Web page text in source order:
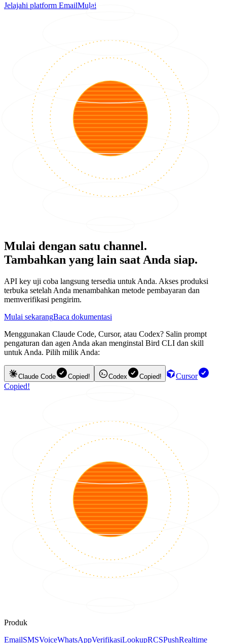
Jelajahi platform EmailMulai
Mulai dengan satu channel.
Tambahkan yang lain saat Anda siap.
API key uji coba langsung tersedia untuk Anda. Akses produksi
terbuka setelah Anda menambahkan metode pembayaran dan
memverifikasi pengirim.
Mulai sekarangBaca dokumentasi
Menggunakan Claude Code, Cursor, atau Codex? Salin prompt
pengaturan dan agen Anda akan menginstal Bird CLI dan skill
untuk Anda. Pilih milik Anda:
Claude Code Copied! Codex Copied!
Cursor
Copied!
Produk
EmailSMSVoiceWhatsAppVerifikasiLookupRCSPushRealtime